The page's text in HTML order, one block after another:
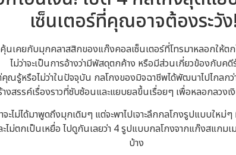
เซ็นเตอร์ที่คุณอาจต้องระวั
นเคยกับมุกคลาสสิกของแก๊งคอลเซ็นเตอร์ที่โทรมาหลอกให้ตก
ไม่ว่าจะเป็นการอ้างว่ามีพัสดุตกค้าง หรือมีส่วนเกี่ยวข้องกับคดี
ณรู้หรือไม่ว่าในปัจจุบัน กลโกงของมิจฉาชีพได้พัฒนาไปไกลกว่
สรรค์เรื่องราวที่ซับซ้อนและแยบยลขึ้นเรื่อยๆ เพื่อหลอกลวงเงิ
จะไม่ได้มาพูดถึงมุกเดิมๆ แต่จะพาไปเจาะลึกกลโกงรูปแบบใหม่
ไม่ตกเป็นเหยื่อ ไปดูกันเลยว่า 4 รูปแบบกลโกงจากแก๊งสแกม
บ้าง